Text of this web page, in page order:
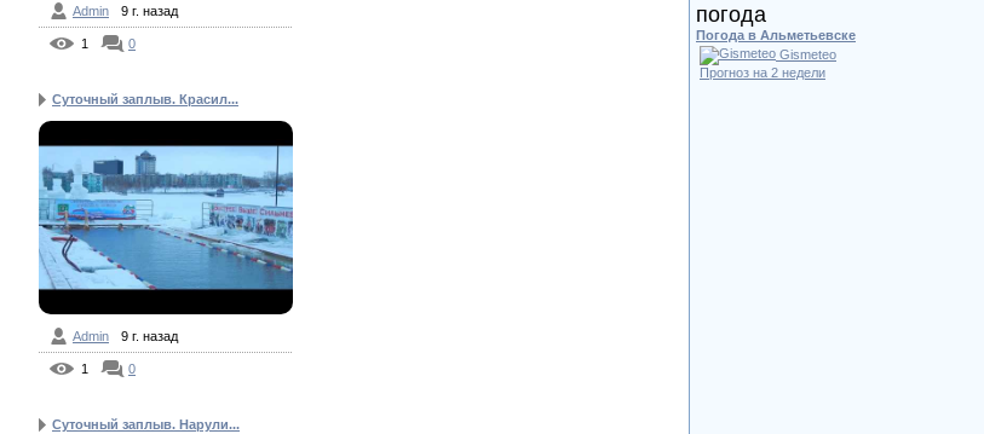
Admin 9 г. назад
1 0
Суточный заплыв. Красил...
Admin 9 г. назад
1 0
Суточный заплыв. Нарули...
погода
Погода в Альметьевске
Gismeteo
Прогноз на 2 недели